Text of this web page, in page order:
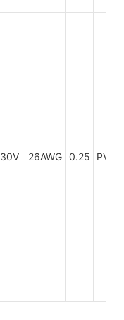
30V 26AWG 0.25 PVC